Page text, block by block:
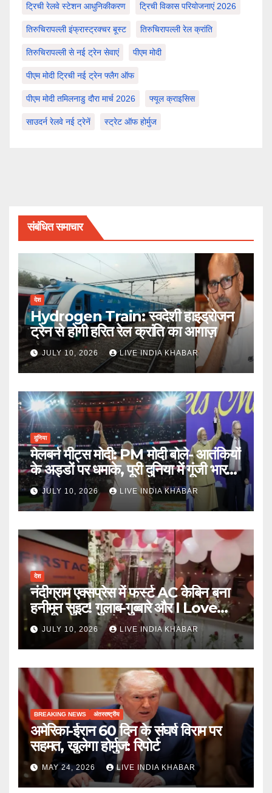
ट्रिची रेलवे स्टेशन आधुनिकीकरण ट्रिची विकास परियोजनाएं 2026
तिरुचिरापल्ली इंफ्रास्ट्रक्चर बूस्ट तिरुचिरापल्ली रेल क्रांति
तिरुचिरापल्ली से नई ट्रेन सेवाएं पीएम मोदी
पीएम मोदी ट्रिची नई ट्रेन फ्लैग ऑफ
पीएम मोदी तमिलनाडु दौरा मार्च 2026 फ्यूल क्राइसिस
साउदर्न रेलवे नई ट्रेनें स्ट्रेट ऑफ होर्मुज
संबंधित समाचार
देश
Hydrogen Train: स्वदेशी हाइड्रोजन
ट्रेन से होगी हरित रेल क्रांति का आगाज़
JULY 10, 2026 LIVE INDIA KHABAR
दुनिया
मेलबर्न मीट्स मोदी: PM मोदी बोले- आतंकियों
के अड्डों पर धमाके, पूरी दुनिया में गूंजी भारत
की ताकत
JULY 10, 2026 LIVE INDIA KHABAR
देश
नंदीग्राम एक्सप्रेस में फर्स्ट AC केबिन बना
हनीमून सुइट! गुलाब-गुब्बारे और I Love
You, TTE सस्पेंड
JULY 10, 2026 LIVE INDIA KHABAR
BREAKING NEWS अंतरराष्ट्रीय
अमेरिका-ईरान 60 दिन के संघर्ष विराम पर
सहमत, खुलेगा होर्मुज: रिपोर्ट
MAY 24, 2026 LIVE INDIA KHABAR